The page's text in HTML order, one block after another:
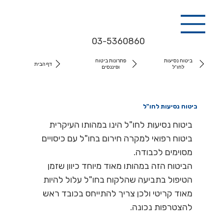
03-5360860
דף הבית
פתרונות ביטוח
ופיננסים
ביטוח נסיעות
לחו"ל
ביטוח נסיעות לחו"ל
ביטוח נסיעות לחו"ל הינו במהותו העיקרית
ביטוח רפואי למקרה חירום בחו"ל עם כיסויים
מסוימים לכבודה.
הביטוח הזה במהותו מאוד מיוחד כיוון שזמן
הטיפול בתביעה שהלקוח בחו"ל עלול להיות
מאוד קריטי ולכן צריך להתייחס בכובד ראש
להצטרפות נכונה.